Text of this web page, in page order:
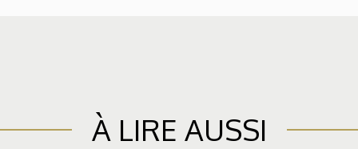
À LIRE AUSSI